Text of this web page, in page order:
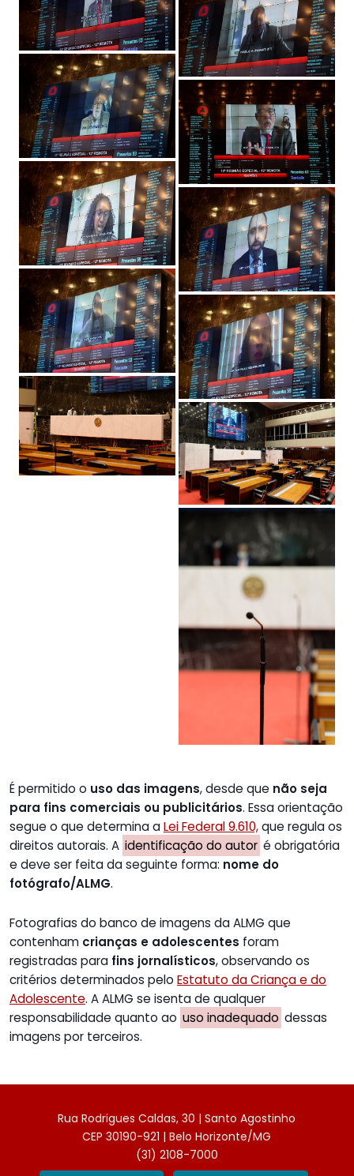
É permitido o uso das imagens, desde que não seja
para fins comerciais ou publicitários. Essa orientação
segue o que determina aLei Federal 9.610,que regula os
direitos autorais. A identificação do autor é obrigatória
e deve ser feita da seguinte forma: nome do
fotógrafo/ALMG.
Fotografias do banco de imagens da ALMG que
contenham crianças e adolescentes foram
registradas para fins jornalísticos, observando os
critérios determinados pelo Estatuto da Criança e do
Adolescente. A ALMG se isenta de qualquer
responsabilidade quanto ao uso inadequado dessas
imagens por terceiros.
Rua Rodrigues Caldas, 30 | Santo Agostinho
CEP 30190-921 | Belo Horizonte/MG
(31) 2108-7000